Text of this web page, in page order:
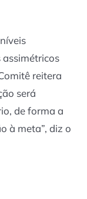
assimétricos
reitera
será
de forma a
à meta”, diz o